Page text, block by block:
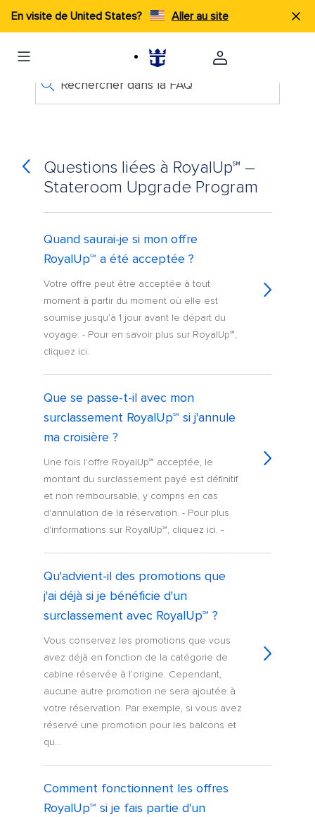
En visite de United States? Aller au site
Rechercher dans la FAQ
Questions liées à RoyalUp℠ –
Stateroom Upgrade Program
Quand saurai-je si mon offre
RoyalUp℠ a été acceptée ?
Votre offre peut être acceptée à tout
moment à partir du moment où elle est
soumise jusqu'à 1 jour avant le départ du
voyage. - Pour en savoir plus sur RoyalUp℠,
cliquez ici.
Que se passe-t-il avec mon
surclassement RoyalUp℠ si j'annule
ma croisière ?
Une fois l'offre RoyalUp℠ acceptée, le
montant du surclassement payé est définitif
et non remboursable, y compris en cas
d'annulation de la réservation. - Pour plus
d'informations sur RoyalUp℠, cliquez ici. -
Qu'advient-il des promotions que
j'ai déjà si je bénéficie d'un
surclassement avec RoyalUp℠ ?
Vous conservez les promotions que vous
avez déjà en fonction de la catégorie de
cabine réservée à l'origine. Cependant,
aucune autre promotion ne sera ajoutée à
votre réservation. Par exemple, si vous avez
réservé une promotion pour les balcons et
qu...
Comment fonctionnent les offres
RoyalUp℠ si je fais partie d'un